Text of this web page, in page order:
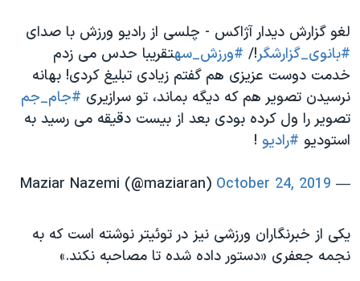
لغو گزارش دیدار آژاکس - چلسی از رادیو ورزش با صدای
#بانوی_گزارشگر!/ #ورزش_سهتقریبا حدس می زدم
خدمت دوست عزیزی هم گفتم زیادی تبلیغ کردی! بهانه
نرسیدن تصویر هم که دیگه بماند، تو سرازیری #جام_جم
تصویر را ول کرده بودی بعد از بیست دقیقه می رسید به
استودیو #رادیو !
— Maziar Nazemi (@maziaran)
October 24, 2019
یکی از خبرنگاران ورزشی نیز در توئیتر نوشته است که به
نجمه جعفری «دستور داده شده تا مصاحبه نکند.»